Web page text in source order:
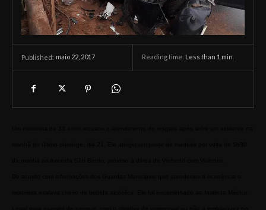
Published: maio 22, 2017 Reading time: Less than 1 min.